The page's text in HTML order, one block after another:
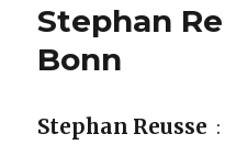
Stephan
Bonn
Stephan Reusse